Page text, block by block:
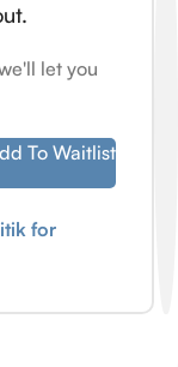
let you
To Waitlist
for